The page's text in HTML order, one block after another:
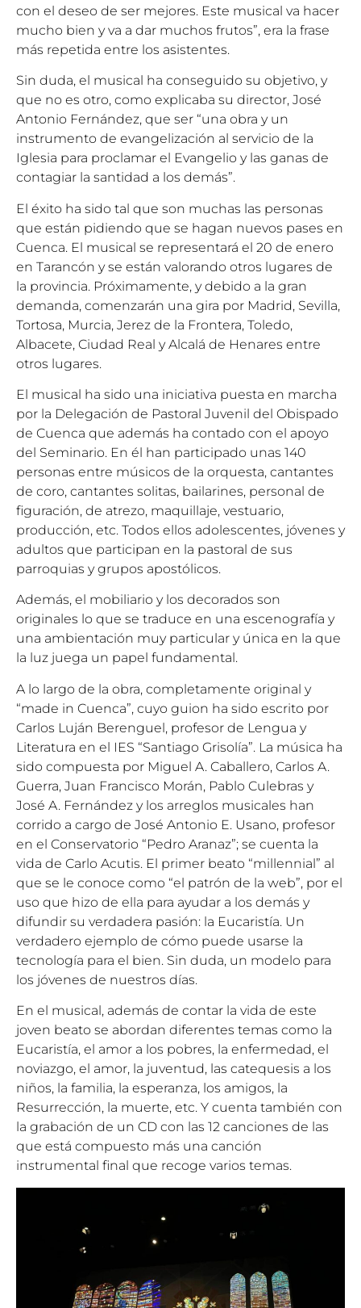
con el deseo de ser mejores. Este musical va hacer
mucho bien y va a dar muchos frutos”, era la frase
más repetida entre los asistentes.
Sin duda, el musical ha conseguido su objetivo, y
que no es otro, como explicaba su director, José
Antonio Fernández, que ser “una obra y un
instrumento de evangelización al servicio de la
Iglesia para proclamar el Evangelio y las ganas de
contagiar la santidad a los demás”.
El éxito ha sido tal que son muchas las personas
que están pidiendo que se hagan nuevos pases en
Cuenca. El musical se representará el 20 de enero
en Tarancón y se están valorando otros lugares de
la provincia. Próximamente, y debido a la gran
demanda, comenzarán una gira por Madrid, Sevilla,
Tortosa, Murcia, Jerez de la Frontera, Toledo,
Albacete, Ciudad Real y Alcalá de Henares entre
otros lugares.
El musical ha sido una iniciativa puesta en marcha
por la Delegación de Pastoral Juvenil del Obispado
de Cuenca que además ha contado con el apoyo
del Seminario. En él han participado unas 140
personas entre músicos de la orquesta, cantantes
de coro, cantantes solitas, bailarines, personal de
figuración, de atrezo, maquillaje, vestuario,
producción, etc. Todos ellos adolescentes, jóvenes y
adultos que participan en la pastoral de sus
parroquias y grupos apostólicos.
Además, el mobiliario y los decorados son
originales lo que se traduce en una escenografía y
una ambientación muy particular y única en la que
la luz juega un papel fundamental.
A lo largo de la obra, completamente original y
“made in Cuenca”, cuyo guion ha sido escrito por
Carlos Luján Berenguel, profesor de Lengua y
Literatura en el IES “Santiago Grisolía”. La música ha
sido compuesta por Miguel A. Caballero, Carlos A.
Guerra, Juan Francisco Morán, Pablo Culebras y
José A. Fernández y los arreglos musicales han
corrido a cargo de José Antonio E. Usano, profesor
en el Conservatorio “Pedro Aranaz”; se cuenta la
vida de Carlo Acutis. El primer beato “millennial” al
que se le conoce como “el patrón de la web”, por el
uso que hizo de ella para ayudar a los demás y
difundir su verdadera pasión: la Eucaristía. Un
verdadero ejemplo de cómo puede usarse la
tecnología para el bien. Sin duda, un modelo para
los jóvenes de nuestros días.
En el musical, además de contar la vida de este
joven beato se abordan diferentes temas como la
Eucaristía, el amor a los pobres, la enfermedad, el
noviazgo, el amor, la juventud, las catequesis a los
niños, la familia, la esperanza, los amigos, la
Resurrección, la muerte, etc. Y cuenta también con
la grabación de un CD con las 12 canciones de las
que está compuesto más una canción
instrumental final que recoge varios temas.